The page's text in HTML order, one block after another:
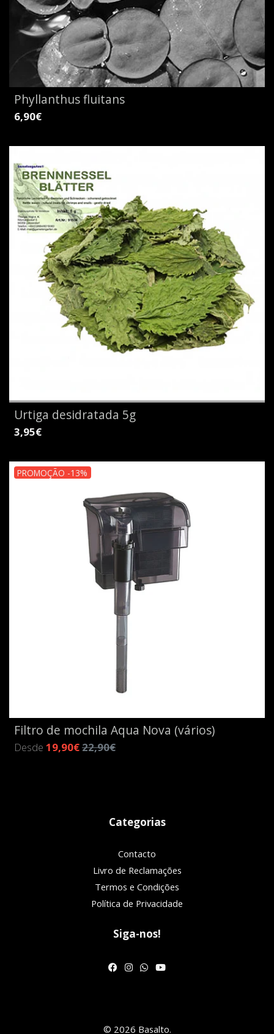
Phyllanthus fluitans
6,90€
Urtiga desidratada 5g
3,95€
PROMOÇÃO -13%
Filtro de mochila Aqua Nova (vários)
Desde 19,90€22,90€
Categorias
Contacto
Livro de Reclamações
Termos e Condições
Política de Privacidade
Siga-nos!
© 2026 Basalto.